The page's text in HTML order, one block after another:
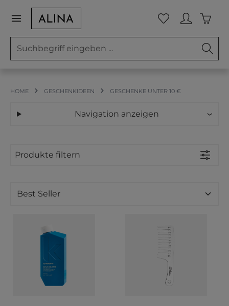
Zum Hauptinhalt springen Du hast 0
HOME GESCHENKIDEEN GESCHENKE UNTER 10 €
Navigation anzeigen
Produkte filtern